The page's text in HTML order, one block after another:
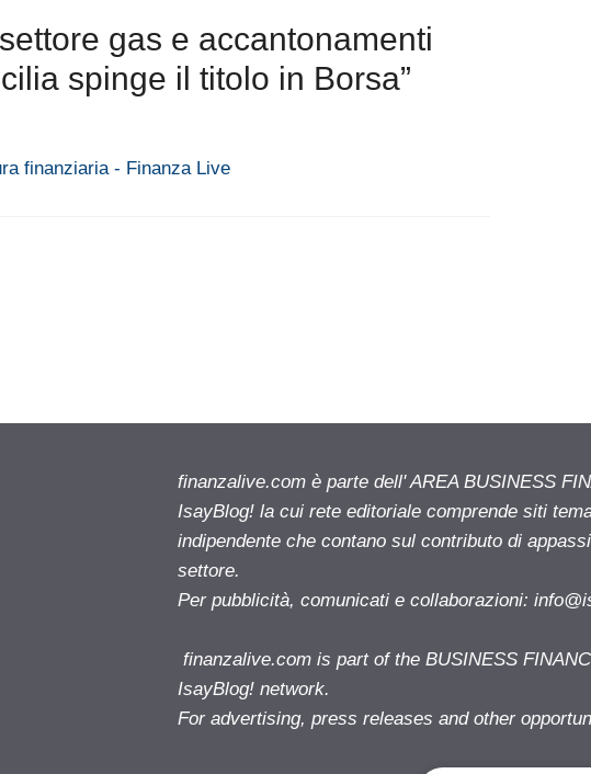
gas e accantonamenti
spinge il titolo in Borsa”
finanziaria - Finanza Live
finanzalive.com è parte dell' AREA BUSINESS
IsayBlog! la cui rete editoriale comprende siti
indipendente che contano sul contributo di
settore.
Per pubblicità, comunicati e collaborazioni:
finanzalive.com is part of the BUSINESS
IsayBlog! network.
For advertising, press releases and other